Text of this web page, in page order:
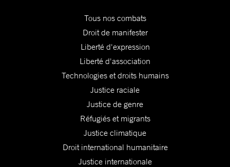
Tous nos combats
Droit de manifester
Liberté d'expression
Liberté d'association
Technologies et droits humains
Justice raciale
Justice de genre
Réfugiés et migrants
Justice climatique
Droit international humanitaire
Justice internationale